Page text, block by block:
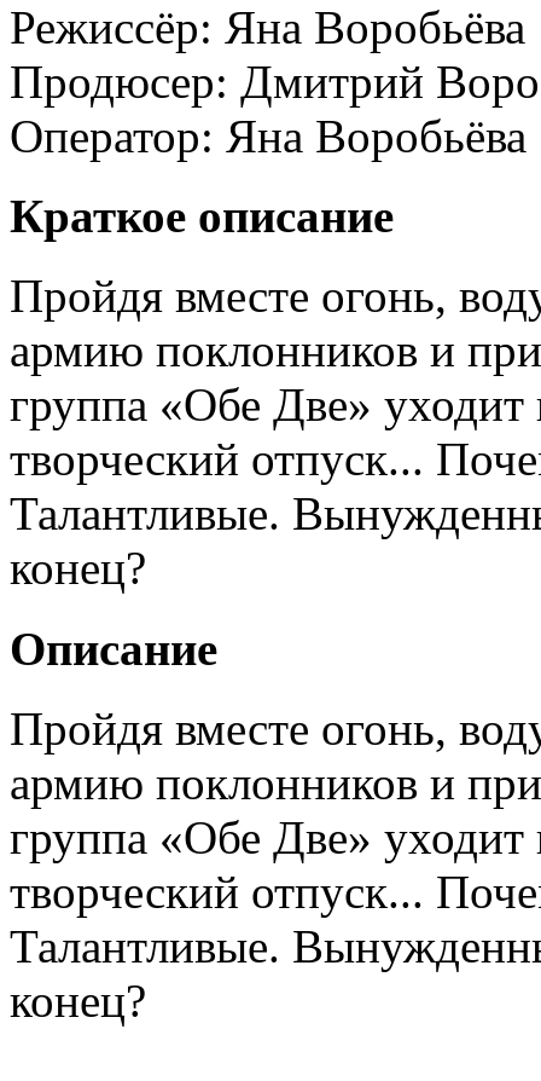
Режиссёр: Яна Воробьёва
Продюсер: Дмитрий
Оператор: Яна Воробьёва
Краткое описание
Пройдя вместе огонь,
армию поклонников и
группа «Обе Две»
творческий отпуск...
Талантливые.
конец?
Описание
Пройдя вместе огонь,
армию поклонников и
группа «Обе Две»
творческий отпуск...
Талантливые.
конец?